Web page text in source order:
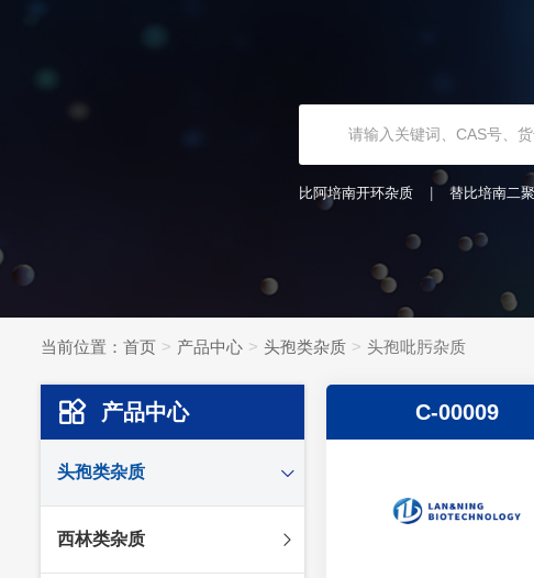
比阿培南开环杂质 替比培南二
当前位置： 首页 产品中心 头孢类杂质 头孢吡肟杂质
产品中心
头孢类杂质
西林类杂质
C-00009